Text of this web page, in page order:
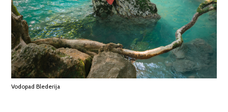
Vodopad Blederija